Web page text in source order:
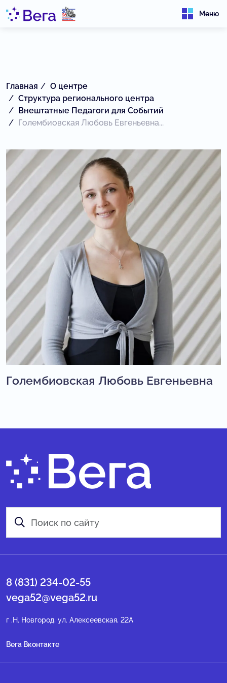
Меню
Главная
О центре
Структура регионального центра
Внештатные Педагоги для Событий
Голембиовская Любовь Евгеньевна...
Голембиовская Любовь Евгеньевна
8 (831) 234-02-55
vega52@vega52.ru
г .Н. Новгород, ул. Алексеевская, 22А
Вега Вконтакте